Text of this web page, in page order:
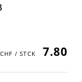
7.80